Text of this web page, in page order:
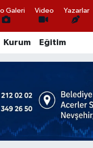
Galeri Video Yazarlar
Kurum Eğitim